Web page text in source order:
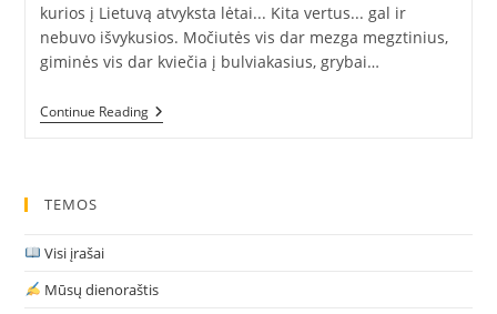
kurios į Lietuvą atvyksta lėtai... Kita vertus... gal ir
nebuvo išvykusios. Močiutės vis dar mezga megztinius,
giminės vis dar kviečia į bulviakasius, grybai…
Continue ReadingTai
Kas
TEMOS
Visi įrašai
Mūsų dienoraštis